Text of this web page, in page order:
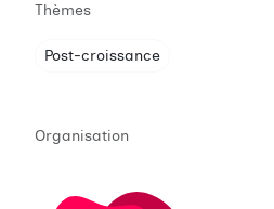
Thèmes
Post-croissance
Organisation